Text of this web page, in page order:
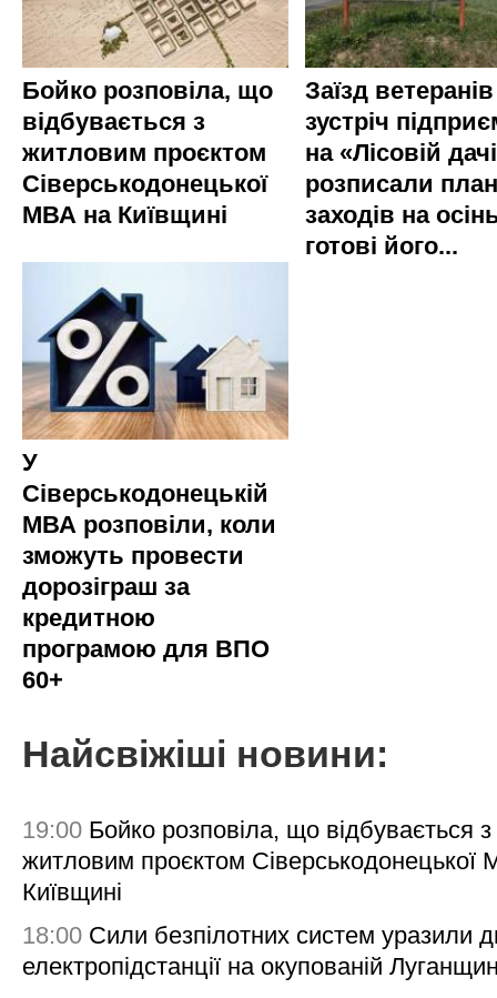
Бойко розповіла, що
відбувається з
житловим проєктом
Сіверськодонецької
МВА на Київщині
Заїзд
зустріч
на «Лісовій
розписали план
заходів на
готові його...
У
Сіверськодонецькій
МВА розповіли, коли
зможуть провести
дорозіграш за
кредитною
програмою для ВПО
60+
Найсвіжіші новини:
19:00 Бойко розповіла, що відбувається з
житловим проєктом Сіверськодонецької
Київщині
18:00 Сили безпілотних систем уразили
електропідстанції на окупованій